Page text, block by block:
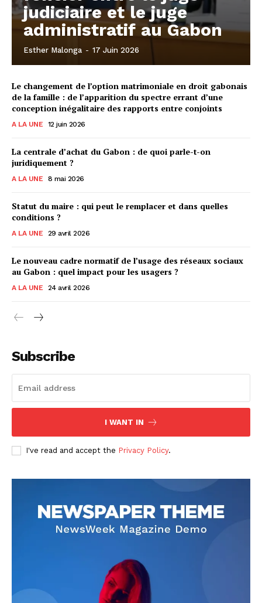
judiciaire et le juge
administratif au Gabon
Esther Malonga - 17 Juin 2026
Le changement de l’option matrimoniale en droit gabonais
de la famille : de l’apparition du spectre errant d’une
conception inégalitaire des rapports entre conjoints
A LA UNE 12 juin 2026
La centrale d’achat du Gabon : de quoi parle-t-on
juridiquement ?
A LA UNE 8 mai 2026
Statut du maire : qui peut le remplacer et dans quelles
conditions ?
A LA UNE 29 avril 2026
Le nouveau cadre normatif de l’usage des réseaux sociaux
au Gabon : quel impact pour les usagers ?
A LA UNE 24 avril 2026
Subscribe
I WANT IN
I've read and accept the Privacy Policy.